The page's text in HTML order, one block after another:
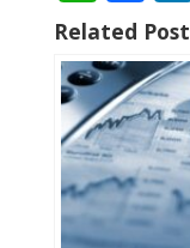
h
at
s
A
p
p
ac
e
b
o
o
k
Related